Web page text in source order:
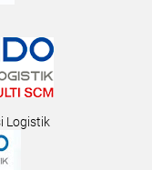
Logistik